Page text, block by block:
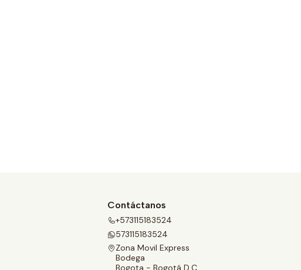
Contáctanos
+573115183524
573115183524
Zona Movil Express
Bodega
Bogota - Bogotá D.C.